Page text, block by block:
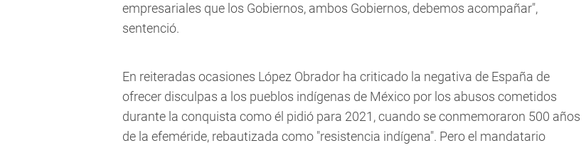
empresariales que los Gobiernos, ambos Gobiernos, debemos acompañar",
sentenció.
En reiteradas ocasiones López Obrador ha criticado la negativa de España de
ofrecer disculpas a los pueblos indígenas de México por los abusos cometidos
durante la conquista como él pidió para 2021, cuando se conmemoraron 500 años
de la efeméride, rebautizada como "resistencia indígena". Pero el mandatario